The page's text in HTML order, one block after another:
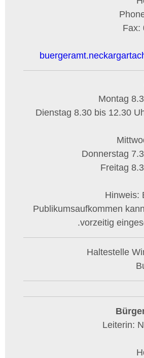
Fax:
Montag
Dienstag 8.30 bis 12.30
Donnerstag
Freitag
Hinweis:
Publikumsaufkommen
vorzeitig
Haltestelle
Leiterin: